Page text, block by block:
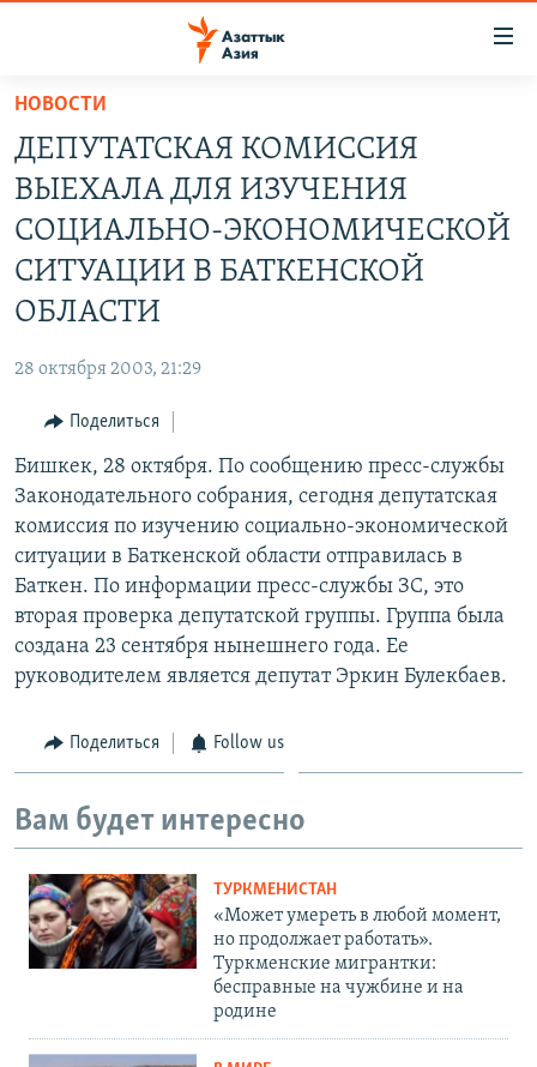
Вернуться
основному
содержанию
Вернутся
главной
навигации
КЫРГЫЗСТАН
УЗБЕКИСТАН
ТАДЖИКИСТАН
НОВОСТИ
ВОЙНА В УКРАИНЕ
НА ДРУГИХ ЯЗЫКАХ
ҚАЗАҚША
ТОҶИКӢ
TÜRKMENÇE
ПОДПИШИТЕСЬ НА НАС В СОЦСЕТЯХ
Все сайты РСЕ/РС
НОВОСТИ
ДЕПУТАТСКАЯ КОМИССИЯ
ВЫЕХАЛА ДЛЯ ИЗУЧЕНИЯ
СОЦИАЛЬНО-ЭКОНОМИЧЕСКОЙ
СИТУАЦИИ В БАТКЕНСКОЙ
ОБЛАСТИ
28 октября 2003, 21:29
Поделиться
Бишкек, 28 октября. По сообщению пресс-службы
Законодательного собрания, сегодня депутатская
комиссия по изучению социально-экономической
ситуации в Баткенской области отправилась в
Баткен. По информации пресс-службы ЗС, это
вторая проверка депутатской группы. Группа была
создана 23 сентября нынешнего года. Ее
руководителем является депутат Эркин Булекбаев.
Поделиться Follow us
Вам будет интересно
ТУРКМЕНИСТАН
«Может умереть в любой момент,
но продолжает работать».
Туркменские мигрантки:
бесправные на чужбине и на
родине